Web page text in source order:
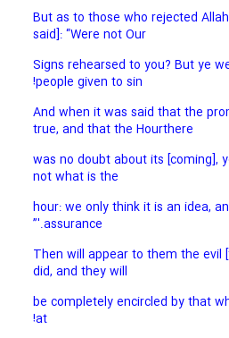
31. But as to those who rejected
said]: “Were not Our
Signs rehearsed to you? But ye
people given to sin!
32. “And when it was said that the
true, and that the Hourthere
was no doubt about its [coming],
not what is the
hour: we only think it is an idea,
assurance.'”
33. Then will appear to them the
did, and they will
be completely encircled by that
at!